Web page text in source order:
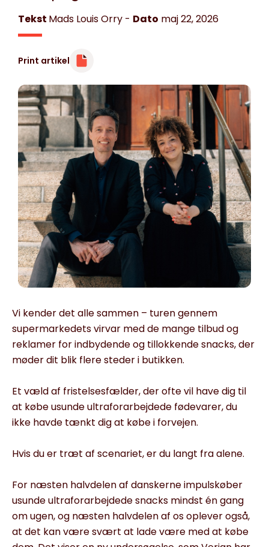
Tekst Mads Louis Orry - Dato maj 22, 2026
Print artikel
Vi kender det alle sammen – turen gennem
supermarkedets virvar med de mange tilbud og
reklamer for indbydende og tillokkende snacks, der
møder dit blik flere steder i butikken.
Et væld af fristelsesfælder, der ofte vil have dig til
at købe usunde ultraforarbejdede fødevarer, du
ikke havde tænkt dig at købe i forvejen.
Hvis du er træt af scenariet, er du langt fra alene.
For næsten halvdelen af danskerne impulskøber
usunde ultraforarbejdede snacks mindst én gang
om ugen, og næsten halvdelen af os oplever også,
at det kan være svært at lade være med at købe